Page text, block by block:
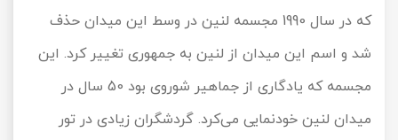
که در سال 1990 مجسمه لنین در وسط این میدان حذف
شد و اسم این میدان از لنین به جمهوری تغییر کرد. این
مجسمه که یادگاری از جماهیر شوروی بود 50 سال در
میدان لنین خودنمایی می‌کرد. گردشگران زیادی در تور
تور چابهار
تور مرداب هسل